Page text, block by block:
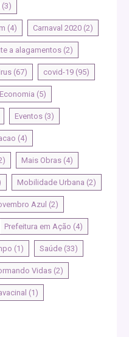
(3)
(4) Carnaval 2020 (2)
a alagamentos (2)
(67) covid-19 (95)
Economia (5)
Eventos (3)
(4)
Mais Obras (4)
Mobilidade Urbana (2)
Azul (2)
Prefeitura em Ação (4)
(1) Saúde (33)
Vidas (2)
(1)